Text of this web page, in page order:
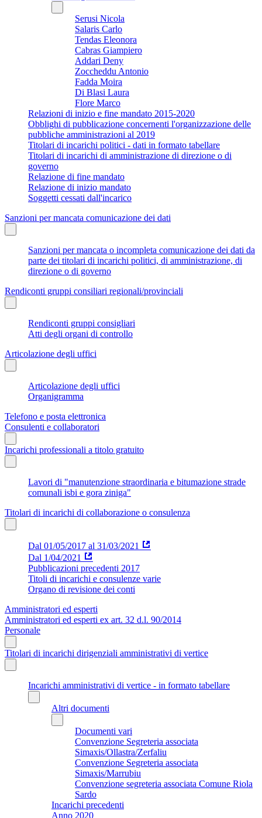
Serusi Nicola
Salaris Carlo
Tendas Eleonora
Cabras Giampiero
Addari Deny
Zoccheddu Antonio
Fadda Moira
Di Blasi Laura
Flore Marco
Relazioni di inizio e fine mandato 2015-2020
Obblighi di pubblicazione concernenti l'organizzazione delle
pubbliche amministrazioni al 2019
Titolari di incarichi politici - dati in formato tabellare
Titolari di incarichi di amministrazione di direzione o di
governo
Relazione di fine mandato
Relazione di inizio mandato
Soggetti cessati dall'incarico
Sanzioni per mancata comunicazione dei dati
Sanzioni per mancata o incompleta comunicazione dei dati da
parte dei titolari di incarichi politici, di amministrazione, di
direzione o di governo
Rendiconti gruppi consiliari regionali/provinciali
Rendiconti gruppi consigliari
Atti degli organi di controllo
Articolazione degli uffici
Articolazione degli uffici
Organigramma
Telefono e posta elettronica
Consulenti e collaboratori
Incarichi professionali a titolo gratuito
Lavori di "manutenzione straordinaria e bitumazione strade
comunali isbi e gora ziniga"
Titolari di incarichi di collaborazione o consulenza
Dal 01/05/2017 al 31/03/2021
Dal 1/04/2021
Pubblicazioni precedenti 2017
Titoli di incarichi e consulenze varie
Organo di revisione dei conti
Amministratori ed esperti
Amministratori ed esperti ex art. 32 d.l. 90/2014
Personale
Titolari di incarichi dirigenziali amministrativi di vertice
Incarichi amministrativi di vertice - in formato tabellare
Altri documenti
Documenti vari
Convenzione Segreteria associata
Simaxis/Ollastra/Zerfaliu
Convenzione Segreteria associata
Simaxis/Marrubiu
Convenzione segreteria associata Comune Riola
Sardo
Incarichi precedenti
Anno 2020